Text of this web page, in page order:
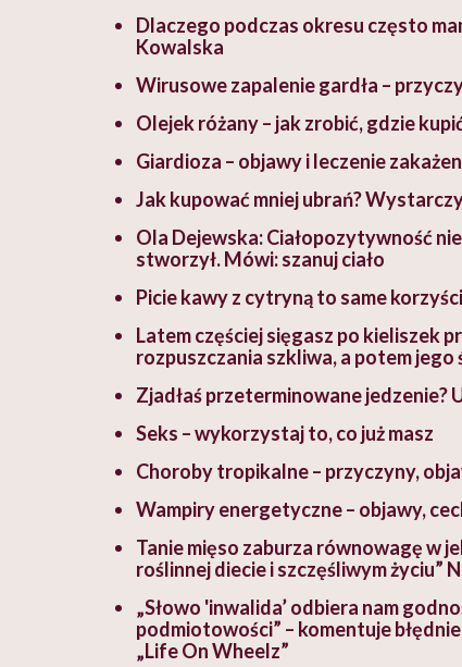
Dlaczego podczas okresu często
Kowalska
Wirusowe zapalenie gardła –
Olejek różany – jak zrobić, gdzie
Giardioza – objawy i leczenie
Jak kupować mniej ubrań?
Ola Dejewska: Ciałopozytywność
stworzył. Mówi: szanuj ciało
Picie kawy z cytryną to same
Latem częściej sięgasz po kieliszek
rozpuszczania szkliwa, a potem
Zjadłaś przeterminowane
Seks – wykorzystaj to, co już masz
Choroby tropikalne – przyczyny,
Wampiry energetyczne – objawy,
Tanie mięso zaburza równowagę w
roślinnej diecie i szczęśliwym życiu”
„Słowo 'inwalida’ odbiera nam
podmiotowości” – komentuje
„Life On Wheelz”